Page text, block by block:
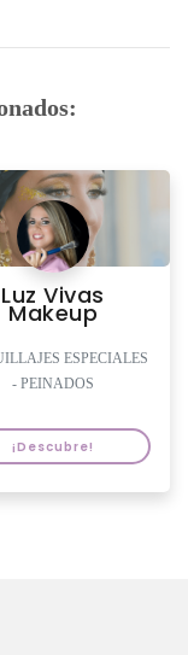
Luz Vivas
Makeup
ESPECIALES
- PEINADOS
¡Descubre!